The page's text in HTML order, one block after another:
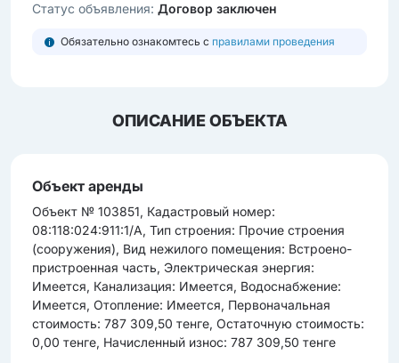
Статус объявления: Договор заключен
Обязательно ознакомтесь с правилами проведения
ОПИСАНИЕ ОБЪЕКТА
Объект аренды
Объект № 103851, Кадастровый номер:
08:118:024:911:1/А, Тип строения: Прочие строения
(сооружения), Вид нежилого помещения: Встроено-
пристроенная часть, Электрическая энергия:
Имеется, Канализация: Имеется, Водоснабжение:
Имеется, Отопление: Имеется, Первоначальная
стоимость: 787 309,50 тенге, Остаточную стоимость:
0,00 тенге, Начисленный износ: 787 309,50 тенге